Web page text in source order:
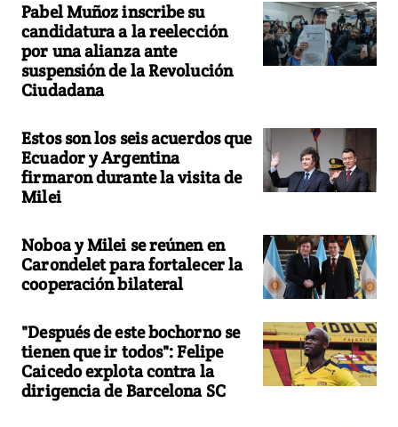
Pabel Muñoz inscribe su
candidatura a la reelección
por una alianza ante
suspensión de la Revolución
Ciudadana
Estos son los seis acuerdos que
Ecuador y Argentina
firmaron durante la visita de
Milei
Noboa y Milei se reúnen en
Carondelet para fortalecer la
cooperación bilateral
"Después de este bochorno se
tienen que ir todos": Felipe
Caicedo explota contra la
dirigencia de Barcelona SC